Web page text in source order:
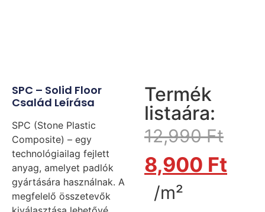
SPC – Solid Floor
Család Leírása
SPC (Stone Plastic
Composite) – egy
technológiailag fejlett
anyag, amelyet padlók
gyártására használnak. A
megfelelő összetevők
Termék
listaára:
12,990Ft
8,900 Ft
/m²